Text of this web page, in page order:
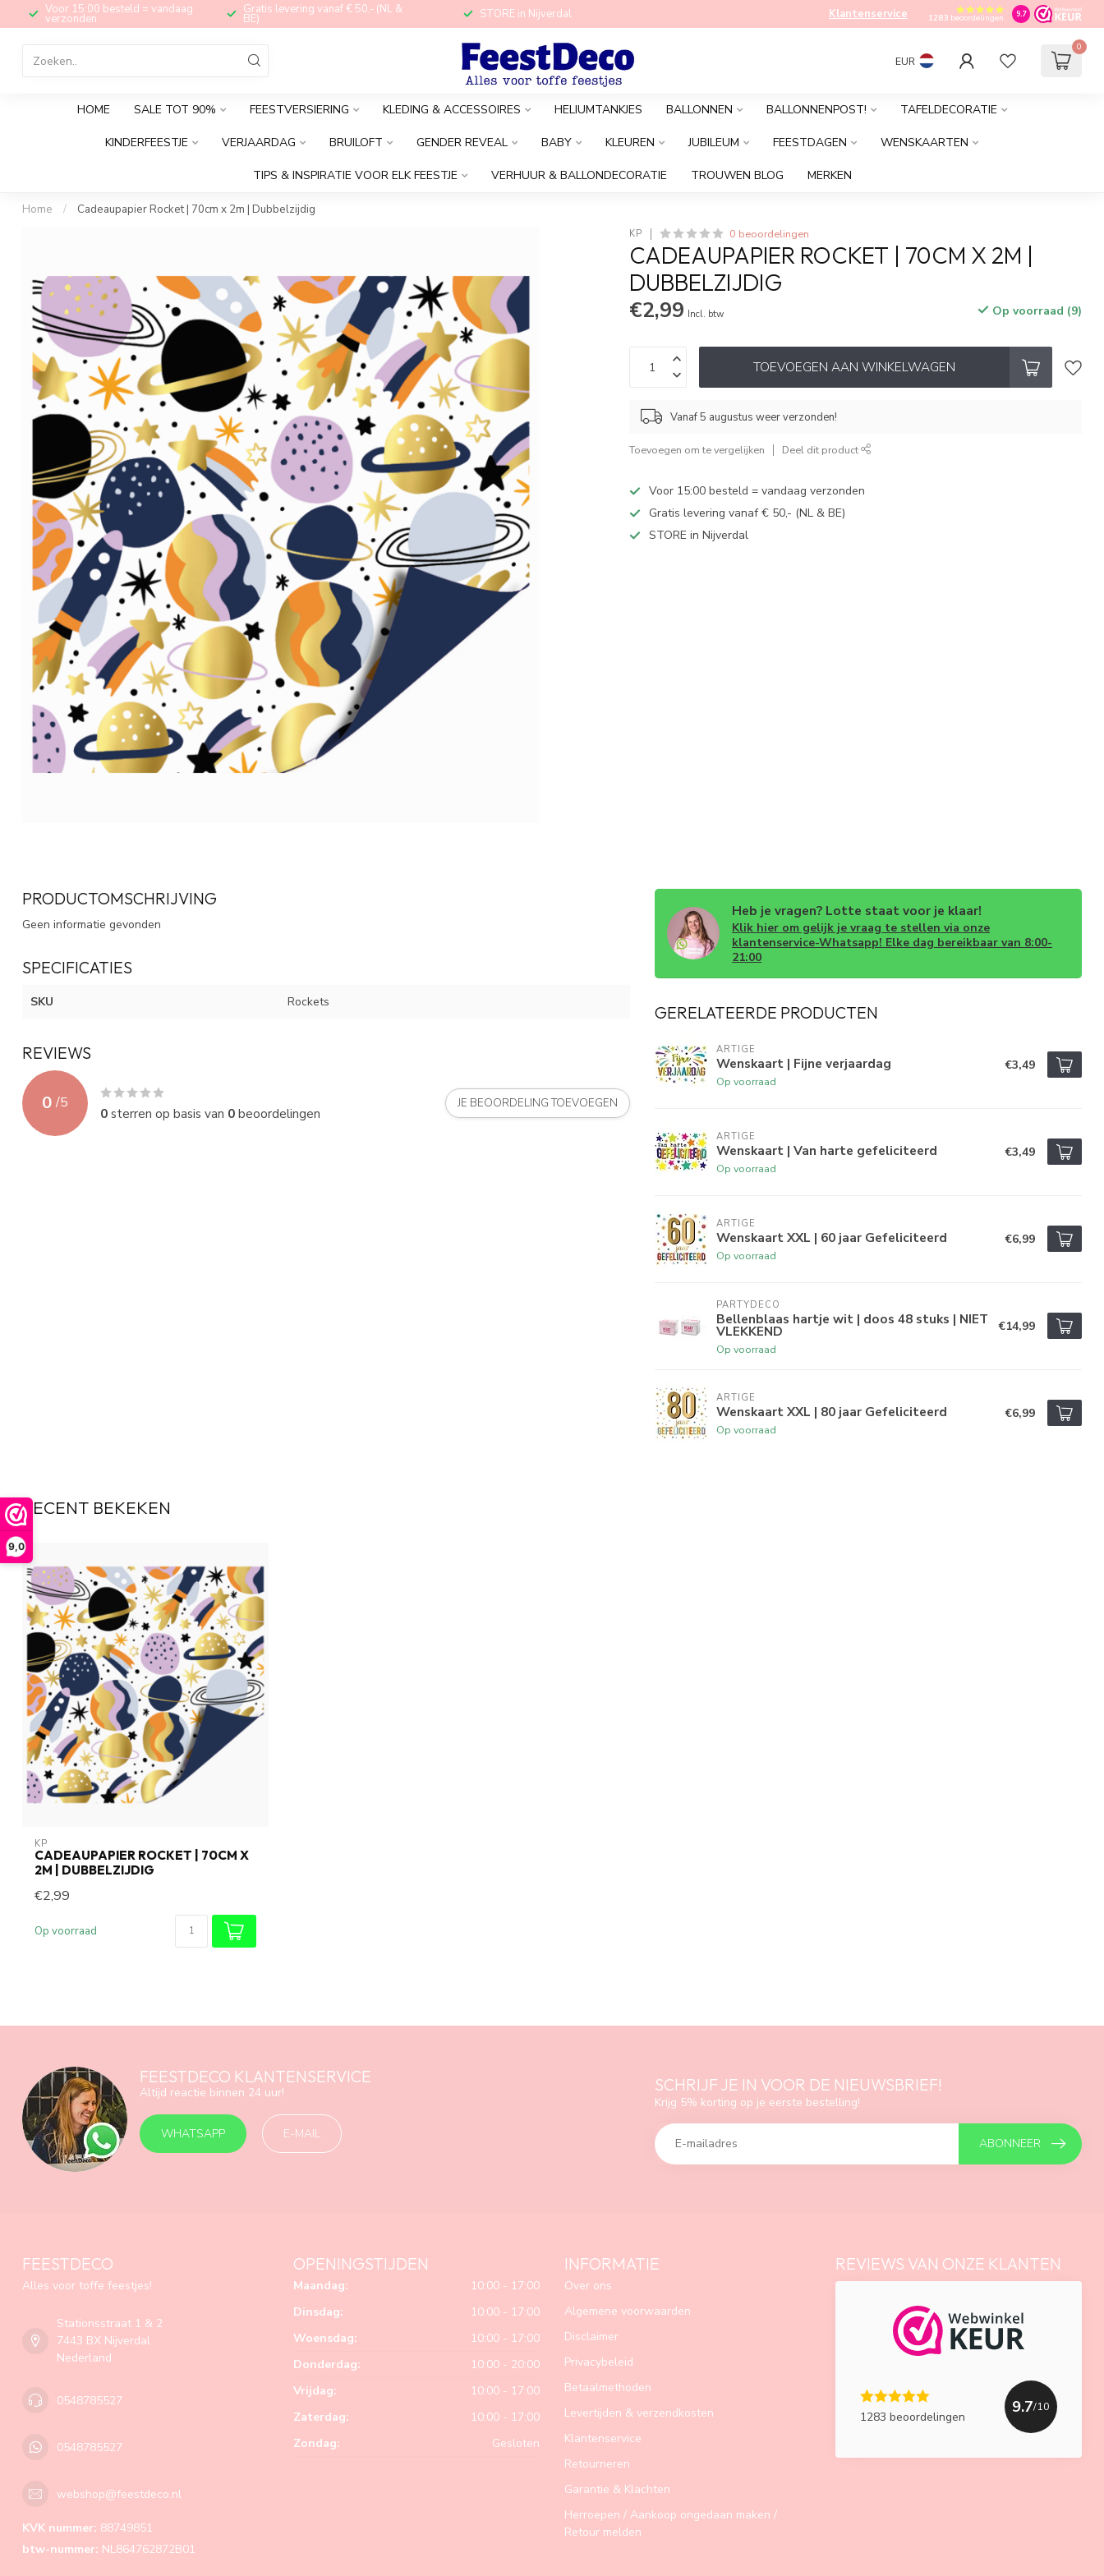
9,0
Voor 15:00 besteld = vandaag
verzonden
Gratis levering vanaf € 50,- (NL &
BE) STORE in Nijverdal Klantenservice 1283beoordelingen 9.7
EUR
0
HOME SALE TOT 90% FEESTVERSIERING KLEDING & ACCESSOIRES HELIUMTANKJES BALLONNEN BALLONNENPOST! TAFELDECORATIE
KINDERFEESTJE VERJAARDAG BRUILOFT GENDER REVEAL BABY KLEUREN JUBILEUM FEESTDAGEN WENSKAARTEN
TIPS & INSPIRATIE VOOR ELK FEESTJE VERHUUR & BALLONDECORATIE TROUWEN BLOG MERKEN
Home / Cadeaupapier Rocket | 70cm x 2m | Dubbelzijdig
KP 0 beoordelingen
CADEAUPAPIER ROCKET | 70CM X 2M |
DUBBELZIJDIG
€2,99 Incl. btw Op voorraad (9)
TOEVOEGEN AAN WINKELWAGEN
Vanaf 5 augustus weer verzonden!
Toevoegen om te vergelijken Deel dit product
Voor 15:00 besteld = vandaag verzonden
Gratis levering vanaf € 50,- (NL & BE)
STORE in Nijverdal
PRODUCTOMSCHRIJVING
Geen informatie gevonden
SPECIFICATIES
SKU Rockets
REVIEWS
0 /5
0sterren op basis van 0beoordelingen
JE BEOORDELING TOEVOEGEN
Heb je vragen? Lotte staat voor je klaar!
Klik hier om gelijk je vraag te stellen via onze
klantenservice-Whatsapp! Elke dag bereikbaar van 8:00-
21:00
GERELATEERDE PRODUCTEN
ARTIGE
Wenskaart | Fijne verjaardag
Op voorraad
€3,49
ARTIGE
Wenskaart | Van harte gefeliciteerd
Op voorraad
€3,49
ARTIGE
Wenskaart XXL | 60 jaar Gefeliciteerd
Op voorraad
€6,99
PARTYDECO
Bellenblaas hartje wit | doos 48 stuks | NIET
VLEKKEND
Op voorraad
€14,99
ARTIGE
Wenskaart XXL | 80 jaar Gefeliciteerd
Op voorraad
€6,99
RECENT BEKEKEN
KP
CADEAUPAPIER ROCKET | 70CM X
2M | DUBBELZIJDIG
€2,99
Op voorraad
FEESTDECO KLANTENSERVICE
Altijd reactie binnen 24 uur!
WHATSAPP E-MAIL
SCHRIJF JE IN VOOR DE NIEUWSBRIEF!
Krijg 5% korting op je eerste bestelling!
ABONNEER
FEESTDECO
Alles voor toffe feestjes!
Stationsstraat 1 & 2
7443 BX Nijverdal
Nederland
0548785527
0548785527
webshop@feestdeco.nl
KVK nummer: 88749851
btw-nummer: NL864762872B01
OPENINGSTIJDEN
Maandag:
10:00 - 17:00
Dinsdag:
10:00 - 17:00
Woensdag:
10:00 - 17:00
Donderdag:
10:00 - 20:00
Vrijdag:
10:00 - 17:00
Zaterdag:
10:00 - 17:00
Zondag:
Gesloten
INFORMATIE
Over ons
Algemene voorwaarden
Disclaimer
Privacybeleid
Betaalmethoden
Levertijden & verzendkosten
Klantenservice
Retourneren
Garantie & Klachten
Herroepen / Aankoop ongedaan maken /
Retour melden
REVIEWS VAN ONZE KLANTEN
1283 beoordelingen
9.7/10